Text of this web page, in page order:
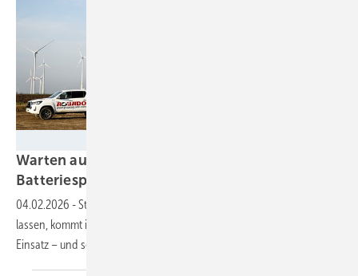
Warten auf den Netzanschluss?
Batteriespeicher versorgt
04.02.2026 -Statt vier Dieselaggregate im Dauerbetrieb laufen zu
lassen, kommt im Windpark Kleinbouslar eine Hybrid-Lösung zum
Einsatz – und senkt den Kraftstoffverbrauch